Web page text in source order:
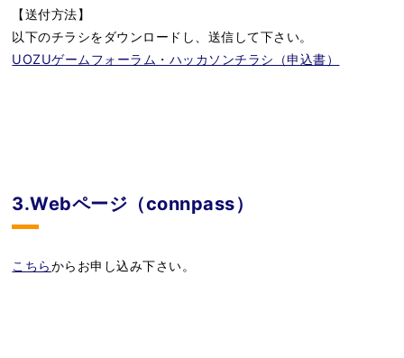
【送付方法】
以下のチラシをダウンロードし、送信して下さい。
UOZUゲームフォーラム・ハッカソンチラシ（申込書）
3.Webページ（connpass）
こちらからお申し込み下さい。